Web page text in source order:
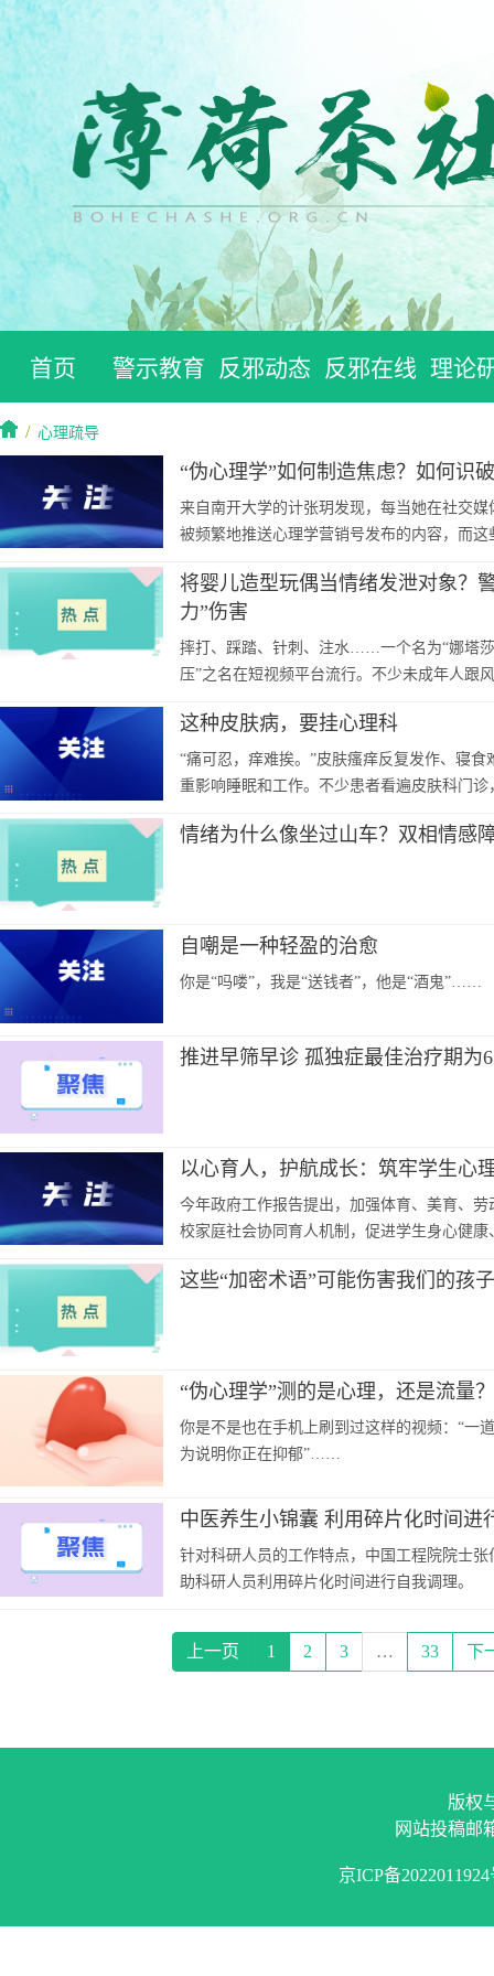
首页 警示教育 反邪动态 反邪在线 理论
/ 心理疏导
“伪心理学”如何制造焦虑？如何识
来自南开大学的计张玥发现，每当她在社交
被频繁地推送心理学营销号发布的内容，而
将婴儿造型玩偶当情绪发泄对象？
力”伤害
摔打、踩踏、针刺、注水……一个名为“娜塔
压”之名在短视频平台流行。不少未成年人跟
这种皮肤病，要挂心理科
“痛可忍，痒难挨。”皮肤瘙痒反复发作、寝
重影响睡眠和工作。不少患者看遍皮肤科门
情绪为什么像坐过山车？双相情感
自嘲是一种轻盈的治愈
你是“吗喽”，我是“送钱者”，他是“酒鬼”……
推进早筛早诊 孤独症最佳治疗期为
以心育人，护航成长：筑牢学生心
今年政府工作报告提出，加强体育、美育、
校家庭社会协同育人机制，促进学生身心健康
这些“加密术语”可能伤害我们的孩子
“伪心理学”测的是心理，还是流量？
你是不是也在手机上刷到过这样的视频：“一
为说明你正在抑郁”……
中医养生小锦囊 利用碎片化时间进
针对科研人员的工作特点，中国工程院院士
助科研人员利用碎片化时间进行自我调理。
上一页 1 2 3 … 33 下
版权
网站投稿邮
京ICP备